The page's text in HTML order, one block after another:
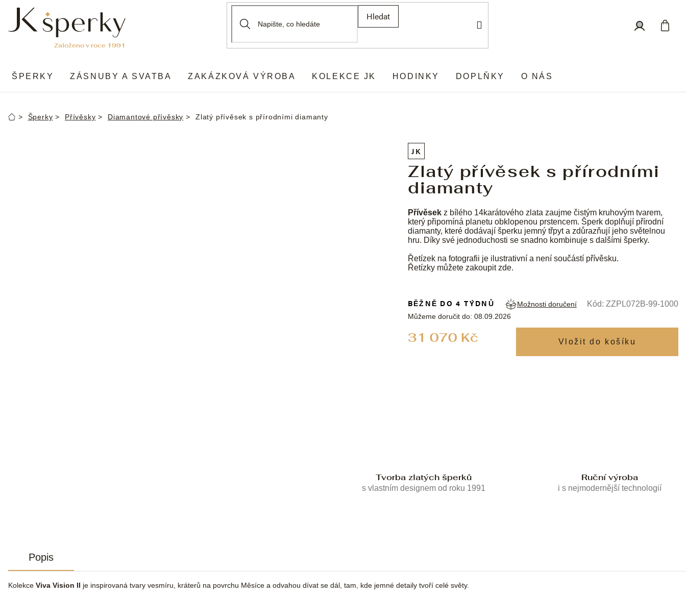
obsah
Hledat
ŠPERKY ZÁSNUBY A SVATBA ZAKÁZKOVÁ VÝROBA KOLEKCE JK HODINKY DOPLŇKY O NÁS
DomůŠperky Přívěsky Diamantové přívěsky Zlatý přívěsek s přírodními diamanty
JK
Zlatý přívěsek s přírodními
diamanty
Přívěsek z bílého 14karátového zlata zaujme čistým kruhovým tvarem,
který připomíná planetu obklopenou prstencem. Šperk doplňují přírodní
diamanty, které dodávají šperku jemný třpyt a zdůrazňují jeho světelnou
hru. Díky své jednoduchosti se snadno kombinuje s dalšími šperky.
Řetízek na fotografii je ilustrativní a není součástí přívěsku.
Řetízky můžete zakoupitzde.
31 070 Kč
BĚŽNĚ DO 4 TÝDNŮ
Můžeme doručit do: 08.09.2026
Možnosti doručení Kód: ZZPL072B-99-1000
Tvorba zlatých šperků
s vlastním designem od roku 1991
Ruční výroba
i s nejmodernější technologií
Popis
Kolekce Viva Vision II je inspirovaná tvary vesmíru, kráterů na povrchu Měsíce a odvahou dívat se dál, tam, kde jemné detaily tvoří celé světy.